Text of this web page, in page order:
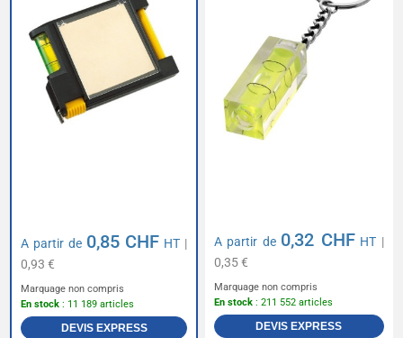
A partir de 0,85 CHF HT |
0,93 €
Marquage non compris
En stock : 11 189 articles
DEVIS EXPRESS
A partir de 0,32 CHF HT |
0,35 €
Marquage non compris
En stock : 211 552 articles
DEVIS EXPRESS